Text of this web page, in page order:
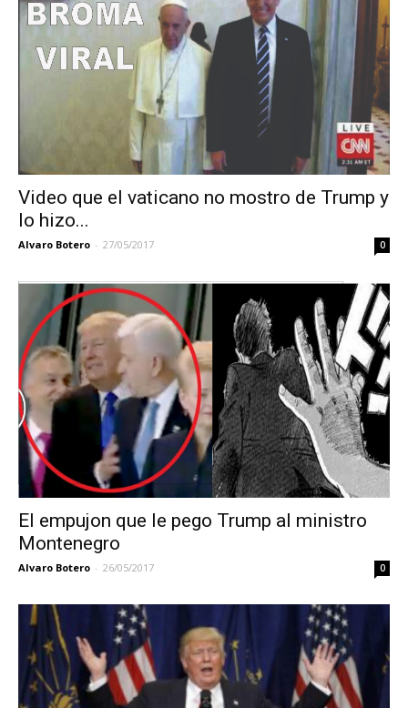
Video que el vaticano no mostro de Trump y
lo hizo...
Alvaro Botero - 27/05/2017 0
El empujon que le pego Trump al ministro
Montenegro
Alvaro Botero - 26/05/2017 0